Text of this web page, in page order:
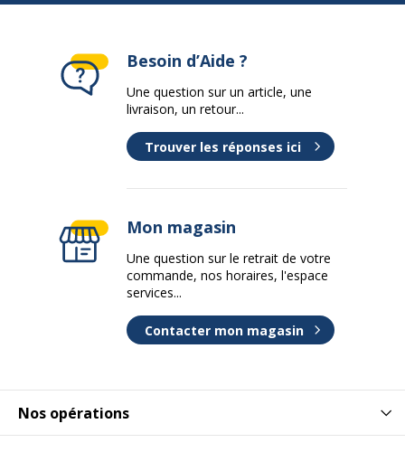
Nos opérations
Besoin d’Aide ?
Une question sur un article, une
livraison, un retour...
Trouver les réponses ici
Mon magasin
Une question sur le retrait de votre
commande, nos horaires, l'espace
services...
Contacter mon magasin